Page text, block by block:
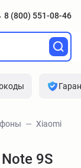
8 (800) 551-08-46
Xiaomi
9S